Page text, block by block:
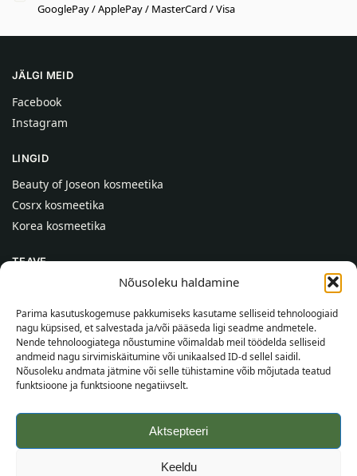
Nõusoleku haldamine
Parima kasutuskogemuse pakkumiseks kasutame selliseid tehnoloogiaid
nagu küpsised, et salvestada ja/või pääseda ligi seadme andmetele.
Nende tehnoloogiatega nõustumine võimaldab meil töödelda selliseid
andmeid nagu sirvimiskäitumine või unikaalsed ID-d sellel saidil.
Nõusoleku andmata jätmine või selle tühistamine võib mõjutada teatud
funktsioone ja funktsioone negatiivselt.
Aktsepteeri
Keeldu
GooglePay / ApplePay / MasterCard / Visa
JÄLGI MEID
Facebook
Instagram
LINGID
Beauty of Joseon kosmeetika
Cosrx kosmeetika
Korea kosmeetika
TEAVE
Kontaktid
Abi
TEAVE OSTJALE
Tarnetingimused
Tingimused
Veebikaart